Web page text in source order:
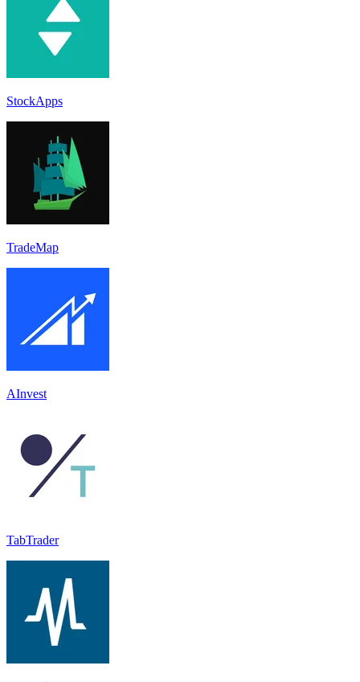
StockApps
TradeMap
AInvest
TabTrader